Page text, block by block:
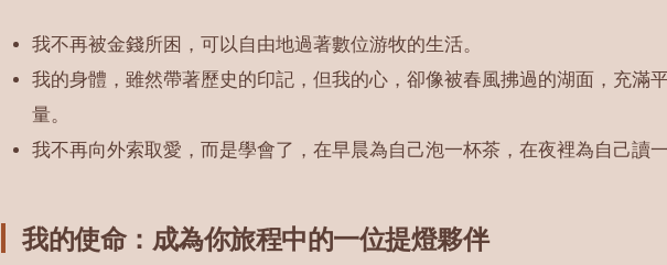
我不再被金錢所困，可以自由地過著數位游牧的生活。
我的身體，雖然帶著歷史的印記，但我的心，卻像被春風拂過的湖面，充滿
量。
我不再向外索取愛，而是學會了，在早晨為自己泡一杯茶，在夜裡為自己讀一
我的使命：成為你旅程中的一位提燈夥伴